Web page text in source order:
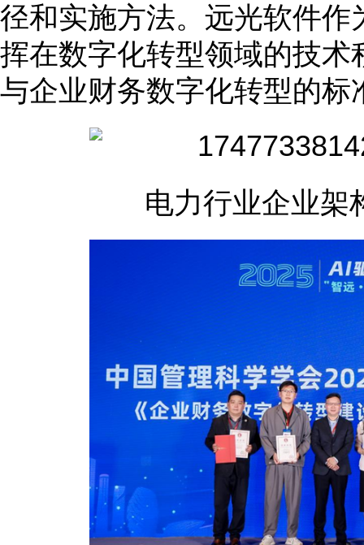
径和实施方法。远光软件
挥在数字化转型领域的技
与企业财务数字化转型的标
电力行业企业架